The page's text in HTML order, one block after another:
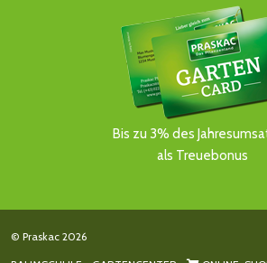
Bis zu 3% des
als Treuebonus
© Praskac 2026